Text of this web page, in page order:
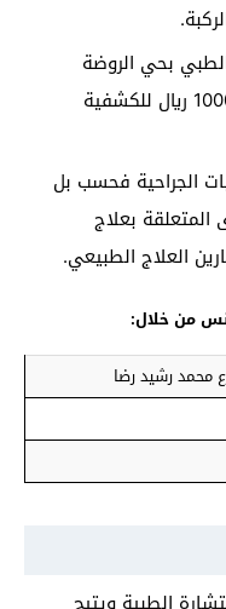
بحي الروضة
بجدة بأسعار تتراوح بين 500 و1000 ريال للكشفية
الجراحية فحسب بل
المتعلقة بعلاج
العلاج الطبيعي.
من خلال:
محمد رشيد رضا